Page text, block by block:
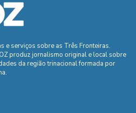
e serviços sobre as Três Fronteiras.
produz jornalismo original e local sobre
da região trinacional formada por